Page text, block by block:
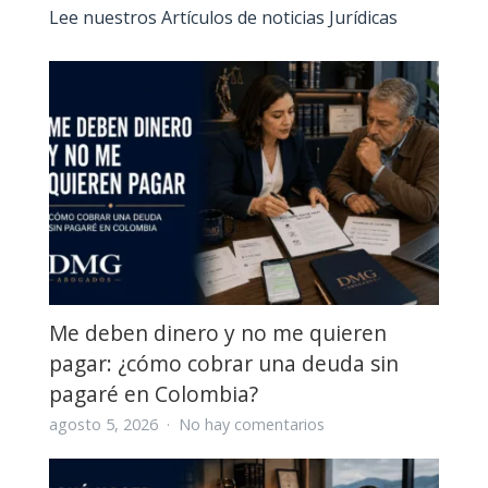
Lee nuestros Artículos de noticias Jurídicas
Me deben dinero y no me quieren
pagar: ¿cómo cobrar una deuda sin
pagaré en Colombia?
agosto 5, 2026 No hay comentariosen
deben